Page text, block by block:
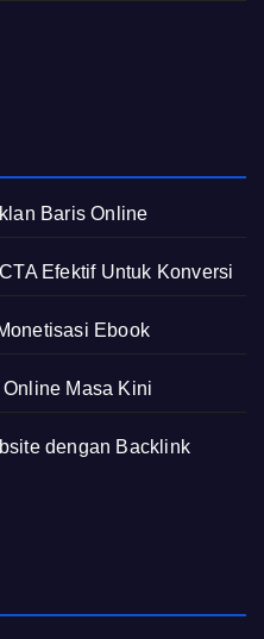
Baris Online
Efektif Untuk Konversi
Ebook
Masa Kini
dengan Backlink